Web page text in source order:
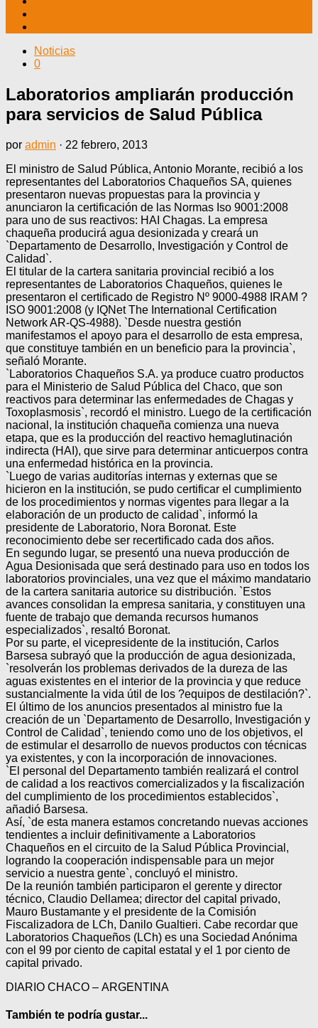
Noticias
0
Laboratorios ampliarán producción
para servicios de Salud Pública
por admin · 22 febrero, 2013
El ministro de Salud Pública, Antonio Morante, recibió a los
representantes del Laboratorios Chaqueños SA, quienes
presentaron nuevas propuestas para la provincia y
anunciaron la certificación de las Normas Iso 9001:2008
para uno de sus reactivos: HAI Chagas. La empresa
chaqueña producirá agua desionizada y creará un
`Departamento de Desarrollo, Investigación y Control de
Calidad`.
El titular de la cartera sanitaria provincial recibió a los
representantes de Laboratorios Chaqueños, quienes le
presentaron el certificado de Registro Nº 9000-4988 IRAM ?
ISO 9001:2008 (y IQNet The International Certification
Network AR-QS-4988). `Desde nuestra gestión
manifestamos el apoyo para el desarrollo de esta empresa,
que constituye también en un beneficio para la provincia`,
señaló Morante.
`Laboratorios Chaqueños S.A. ya produce cuatro productos
para el Ministerio de Salud Pública del Chaco, que son
reactivos para determinar las enfermedades de Chagas y
Toxoplasmosis`, recordó el ministro. Luego de la certificación
nacional, la institución chaqueña comienza una nueva
etapa, que es la producción del reactivo hemaglutinación
indirecta (HAI), que sirve para determinar anticuerpos contra
una enfermedad histórica en la provincia.
`Luego de varias auditorías internas y externas que se
hicieron en la institución, se pudo certificar el cumplimiento
de los procedimientos y normas vigentes para llegar a la
elaboración de un producto de calidad`, informó la
presidente de Laboratorio, Nora Boronat. Este
reconocimiento debe ser recertificado cada dos años.
En segundo lugar, se presentó una nueva producción de
Agua Desionisada que será destinado para uso en todos los
laboratorios provinciales, una vez que el máximo mandatario
de la cartera sanitaria autorice su distribución. `Estos
avances consolidan la empresa sanitaria, y constituyen una
fuente de trabajo que demanda recursos humanos
especializados`, resaltó Boronat.
Por su parte, el vicepresidente de la institución, Carlos
Barsesa subrayó que la producción de agua desionizada,
`resolverán los problemas derivados de la dureza de las
aguas existentes en el interior de la provincia y que reduce
sustancialmente la vida útil de los ?equipos de destilación?`.
El último de los anuncios presentados al ministro fue la
creación de un `Departamento de Desarrollo, Investigación y
Control de Calidad`, teniendo como uno de los objetivos, el
de estimular el desarrollo de nuevos productos con técnicas
ya existentes, y con la incorporación de innovaciones.
`El personal del Departamento también realizará el control
de calidad a los reactivos comercializados y la fiscalización
del cumplimiento de los procedimientos establecidos`,
añadió Barsesa.
Así, `de esta manera estamos concretando nuevas acciones
tendientes a incluir definitivamente a Laboratorios
Chaqueños en el circuito de la Salud Pública Provincial,
logrando la cooperación indispensable para un mejor
servicio a nuestra gente`, concluyó el ministro.
De la reunión también participaron el gerente y director
técnico, Claudio Dellamea; director del capital privado,
Mauro Bustamante y el presidente de la Comisión
Fiscalizadora de LCh, Danilo Gualtieri. Cabe recordar que
Laboratorios Chaqueños (LCh) es una Sociedad Anónima
con el 99 por ciento de capital estatal y el 1 por ciento de
capital privado.
DIARIO CHACO – ARGENTINA
También te podría gustar...